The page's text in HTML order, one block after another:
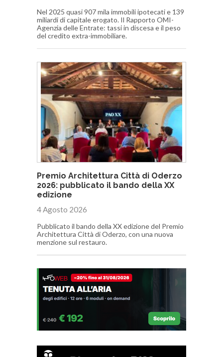
Nel 2025 quasi 907 mila immobili ipotecati e 139
miliardi di capitale erogato. Il Rapporto OMI-
Agenzia delle Entrate: tassi in discesa e il peso
del credito extra-immobiliare.
Premio Architettura Città di Oderzo
2026: pubblicato il bando della XX
edizione
4 Agosto 2026
Pubblicato il bando della XX edizione del Premio
Architettura Città di Oderzo, con una nuova
menzione sul restauro.